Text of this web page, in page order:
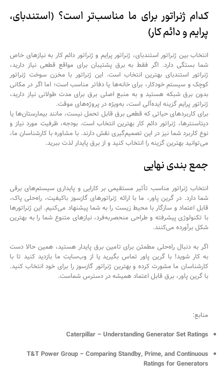
کدام ژنراتور برای ما مناسب‌تر است؟ (استندبای،
پرایم و دائم کار)
انتخاب بین ژنراتور استندبای، ژنراتور پرایم و ژنراتور دائم کار به نیازهای خاص
شما بستگی دارد. اگر فقط به برق پشتیبان برای مواقع قطعی نیاز دارید،
ژنراتور استندبای بهترین انتخاب است. این ژنراتور با مخزن سوخت ژنراتور
کوچک و سیستم خودکار، برای خانه‌ها یا دفاتر مناسب است؛ اما اگر در مکانی
بدون برق شبکه هستید و به منبع اصلی برق برای مدت طولانی نیاز دارید،
ژنراتور پرایم گزینه ایده‌آلی است، به‌ویژه در پروژه‌های موقت.
برای کاربردهای حیاتی که قطعی برق قابل تحمل نیست، مانند بیمارستان‌ها یا
دیتاسنترها، ژنراتور دائم کار بهترین انتخاب است. بودجه، ظرفیت مورد نیاز و
نوع کاربرد شما نیز در این تصمیم‌گیری نقش دارند. با مشاوره با کارشناسان ما،
می‌توانید بهترین گزینه را انتخاب کنید و از برق پایدار لذت ببرید.
جمع بندی نهایی
انتخاب ژنراتور مناسب تأثیر مستقیمی بر کارایی و پایداری سیستم‌های برقی
شما دارد. در گرین پاور، ما با ارائه ژنراتورهای گازسوز باکیفیت، راه‌حلی پاک،
قابل اعتماد و سازگار با محیط زیست را به شما پیشنهاد می‌کنیم. این ژنراتورها
با تکنولوژی پیشرفته و طراحی منحصربه‌فرد، نیازهای متنوع شما را به بهترین
شکل برآورده می‌کنند.
اگر به دنبال راه‌حلی مطمئن برای تامین برق پایدار هستید، همین حالا دست
به کار شوید! با گرین پاور تماس بگیرید یا از وب‌سایت ما بازدید کنید تا با
کارشناسان ما مشورت کرده و بهترین ژنراتور گازسوز را برای خود انتخاب کنید.
با گرین پاور، برق قابل اعتماد همیشه در دسترس شماست.
منابع:
Caterpillar – Understanding Generator Set Ratings
T&T Power Group – Comparing Standby, Prime, and Continuous
Ratings for Generators